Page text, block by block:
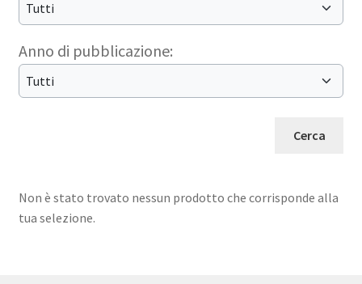
Anno di pubblicazione:
Non è stato trovato nessun prodotto che corrisponde alla
tua selezione.